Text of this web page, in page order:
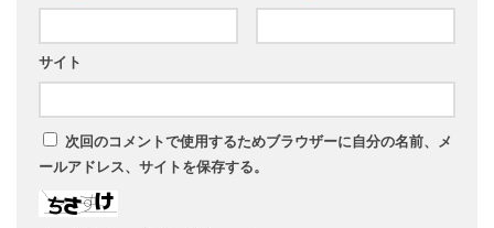
サイト
次回のコメントで使用するためブラウザーに自分の名前、メ
ールアドレス、サイトを保存する。